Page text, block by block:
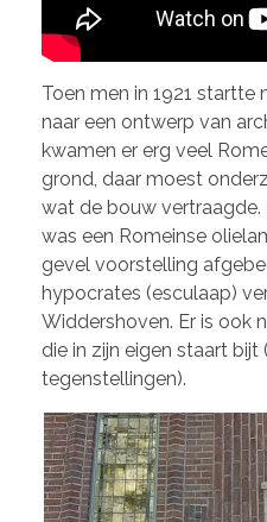
Toen men in 1921
naar een ontwerp van
kwamen er erg veel
grond, daar moest
wat de bouw vertraagde.
was een Romeinse
gevel voorstelling
hypocrates (esculaap)
Widdershoven. Er is ook
die in zijn eigen staart
tegenstellingen).